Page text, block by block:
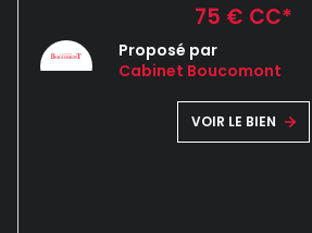
75 € CC*
Proposé par
Cabinet Boucomont
VOIR LE BIEN